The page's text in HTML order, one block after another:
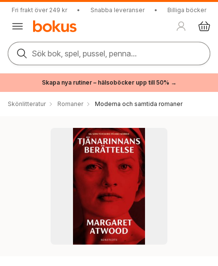
Fri frakt över 249 kr • Snabba leveranser • Billiga böcker
Sök bok, spel, pussel, penna...
Skapa nya rutiner – hälsoböcker upp till 50% →
Skönlitteratur Romaner Moderna och samtida romaner